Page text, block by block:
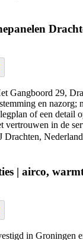
Gangboord 29,
en
of een detail
vertrouwen in de
Drachten, Nederland
| airco,
in Groningen